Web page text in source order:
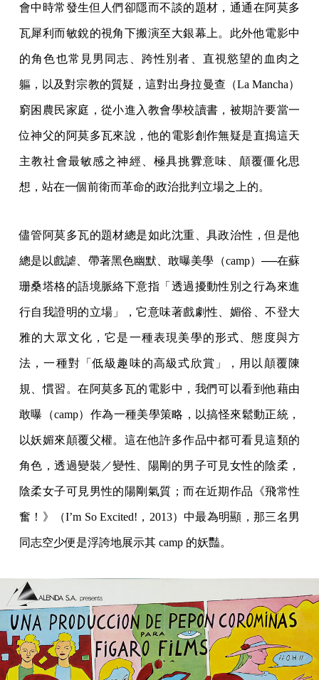
會中時常發生但人們卻隱而不談的題材，通通在阿莫多
瓦犀利而敏銳的視角下搬演至大銀幕上。此外他電影中
的角色也常見男同志、跨性別者、直視慾望的血肉之
軀，以及對宗教的質疑，這對出身拉曼查（La Mancha）
窮困農民家庭，從小進入教會學校讀書，被期許要當一
位神父的阿莫多瓦來說，他的電影創作無疑是直搗這天
主教社會最敏感之神經、極具挑釁意味、顛覆僵化思
想，站在一個前衛而革命的政治批判立場之上的。
儘管阿莫多瓦的題材總是如此沈重、具政治性，但是他
總是以戲謔、帶著黑色幽默、敢曝美學（camp）──在蘇
珊桑塔格的語境脈絡下意指「透過擾動性別之行為來進
行自我證明的立場」，它意味著戲劇性、媚俗、不登大
雅的大眾文化，它是一種表現美學的形式、態度與方
法，一種對「低級趣味的高級式欣賞」，用以顛覆陳
規、慣習。在阿莫多瓦的電影中，我們可以看到他藉由
敢曝（camp）作為一種美學策略，以搞怪來鬆動正統，
以妖媚來顛覆父權。這在他許多作品中都可看見這類的
角色，透過變裝／變性、陽剛的男子可見女性的陰柔，
陰柔女子可見男性的陽剛氣質；而在近期作品《飛常性
奮！》（I’m So Excited!，2013）中最為明顯，那三名男
同志空少便是浮誇地展示其 camp 的妖豔。